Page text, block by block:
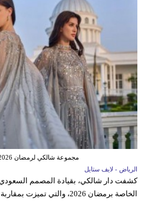
مجموعة شالكي لرمضان 2026 - الصورة من الدار
الرياض - لايف ستايل
كشفت دار شالكي، بقيادة المصمم
الخاصة برمضان 2026، والتي